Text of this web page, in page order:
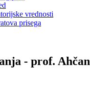
vrednosti
prisega
- prof. Ahčan